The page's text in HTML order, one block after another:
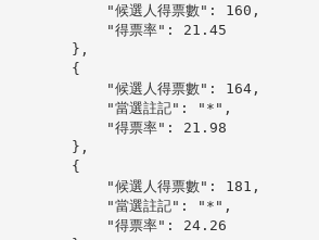
            "候選人得票數": 160,
            "得票率": 21.45
        },
        {
            "候選人得票數": 164,
            "當選註記": "*",
            "得票率": 21.98
        },
        {
            "候選人得票數": 181,
            "當選註記": "*",
            "得票率": 24.26